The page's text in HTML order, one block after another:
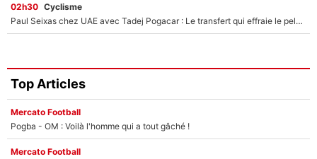
02h30 Cyclisme
Paul Seixas chez UAE avec Tadej Pogacar : Le transfert qui effraie le peloton, «c’est la pire des choses qui puisse arriver»
Top Articles
Mercato Football
Pogba - OM : Voilà l'homme qui a tout gâché !
Mercato Football